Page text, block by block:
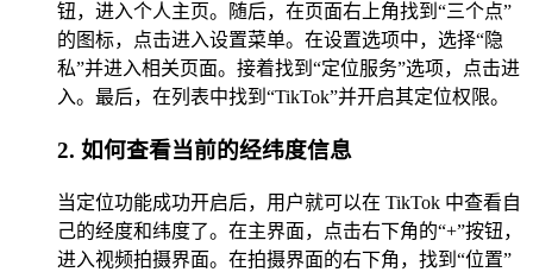
钮，进入个人主页。随后，在页面右上角找到“三个点”
的图标，点击进入设置菜单。在设置选项中，选择“隐
私”并进入相关页面。接着找到“定位服务”选项，点击进
入。最后，在列表中找到“TikTok”并开启其定位权限。
2. 如何查看当前的经纬度信息
当定位功能成功开启后，用户就可以在 TikTok 中查看自
己的经度和纬度了。在主界面，点击右下角的“+”按钮，
进入视频拍摄界面。在拍摄界面的右下角，找到“位置”